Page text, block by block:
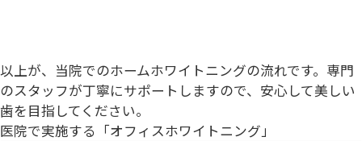
以上が、当院でのホームホワイトニングの流れです。専門
のスタッフが丁寧にサポートしますので、安心して美しい
歯を目指してください。
医院で実施する「オフィスホワイトニング」